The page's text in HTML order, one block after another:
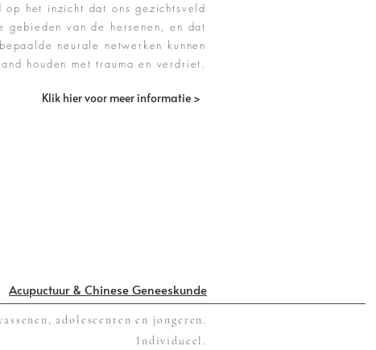
op het inzicht dat ons gezichtsveld
gebieden van de hersenen, en dat
neurale netwerken kunnen
houden met trauma en verdriet.
Klik hier voor meer informatie >
Acupuctuur & Chinese Geneeskunde
adolescenten en jongeren.
Individueel.